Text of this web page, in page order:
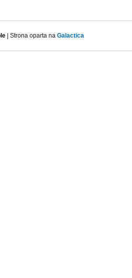
| Strona oparta na Galactica